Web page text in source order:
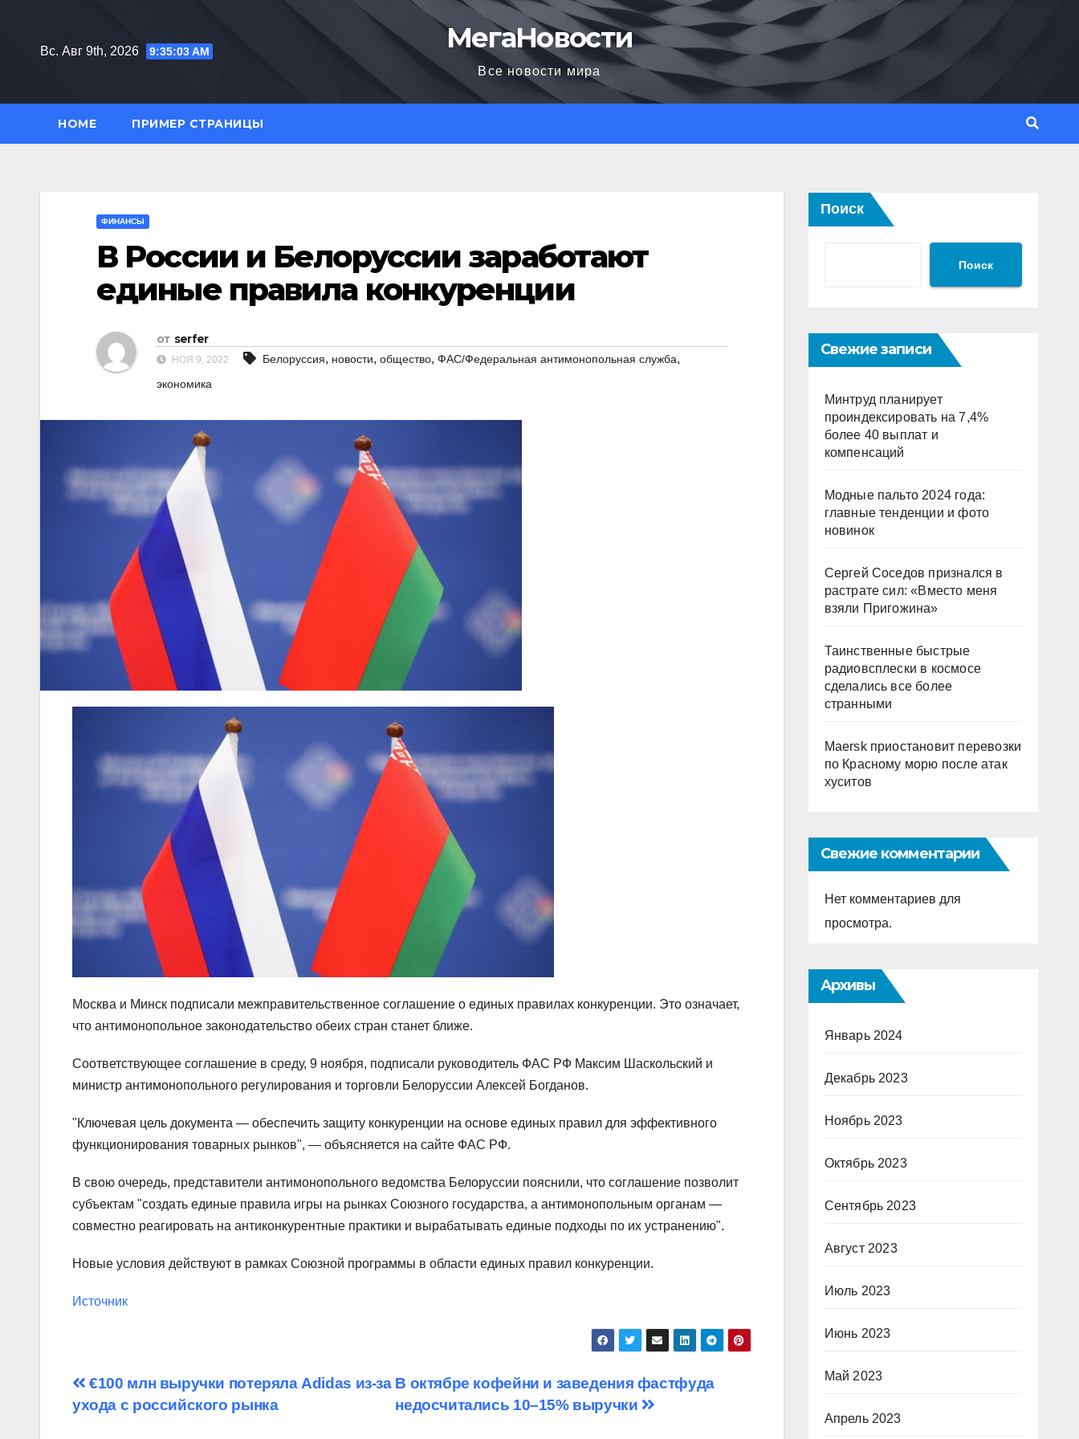
содержимому
Вс. Авг 9th, 2026 9:35:05 AM МегаНовости
Все новости мира
HOME ПРИМЕР СТРАНИЦЫ
ФИНАНСЫ
В России и Белоруссии заработают
единые правила конкуренции
от serfer
НОЯ 9, 2022 Белоруссия, новости, общество, ФАС/Федеральная антимонопольная служба,
экономика
Москва и Минск подписали межправительственное соглашение о единых правилах конкуренции. Это означает,
что антимонопольное законодательство обеих стран станет ближе.
Соответствующее соглашение в среду, 9 ноября, подписали руководитель ФАС РФ Максим Шаскольский и
министр антимонопольного регулирования и торговли Белоруссии Алексей Богданов.
"Ключевая цель документа — обеспечить защиту конкуренции на основе единых правил для эффективного
функционирования товарных рынков", — объясняется на сайте ФАС РФ.
В свою очередь, представители антимонопольного ведомства Белоруссии пояснили, что соглашение позволит
субъектам "создать единые правила игры на рынках Союзного государства, а антимонопольным органам —
совместно реагировать на антиконкурентные практики и вырабатывать единые подходы по их устранению".
Новые условия действуют в рамках Союзной программы в области единых правил конкуренции.
Источник
Навигация
по
В октябре кофейни и заведения фастфуда
недосчитались 10–15% выручки
€100 млн выручки потеряла Adidas из-за
ухода с российского рынка
Поиск
Поиск
Свежие записи
Минтруд планирует
проиндексировать на 7,4%
более 40 выплат и
компенсаций
Модные пальто 2024 года:
главные тенденции и фото
новинок
Сергей Соседов признался в
растрате сил: «Вместо меня
взяли Пригожина»
Таинственные быстрые
радиовсплески в космосе
сделались все более
странными
Maersk приостановит перевозки
по Красному морю после атак
хуситов
Свежие комментарии
Нет комментариев для
просмотра.
Архивы
Январь 2024
Декабрь 2023
Ноябрь 2023
Октябрь 2023
Сентябрь 2023
Август 2023
Июль 2023
Июнь 2023
Май 2023
Апрель 2023